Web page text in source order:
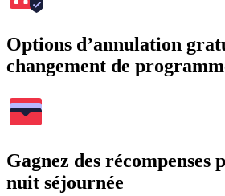
Options d’annulation
changement de
Gagnez des récompenses
nuit séjournée